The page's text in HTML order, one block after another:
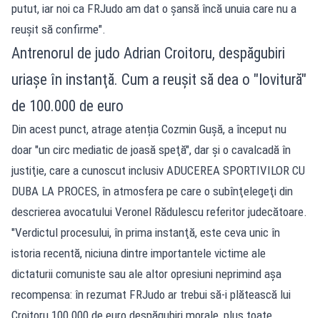
putut, iar noi ca FRJudo am dat o şansă încă unuia care nu a
reușit să confirme".
Antrenorul de judo Adrian Croitoru, despăgubiri
uriașe în instanţă. Cum a reușit să dea o "lovitură"
de 100.000 de euro
Din acest punct, atrage atenția Cozmin Gușă, a început nu
doar "un circ mediatic de joasă speţă", dar şi o cavalcadă în
justiţie, care a cunoscut inclusiv ADUCEREA SPORTIVILOR CU
DUBA LA PROCES, în atmosfera pe care o subînţelegeţi din
descrierea avocatului Veronel Rădulescu referitor judecătoare.
"Verdictul procesului, în prima instanţă, este ceva unic în
istoria recentă, niciuna dintre importantele victime ale
dictaturii comuniste sau ale altor opresiuni neprimind așa
recompensa: în rezumat FRJudo ar trebui să-i plătească lui
Croitoru 100 000 de euro despăgubiri morale, plus toate